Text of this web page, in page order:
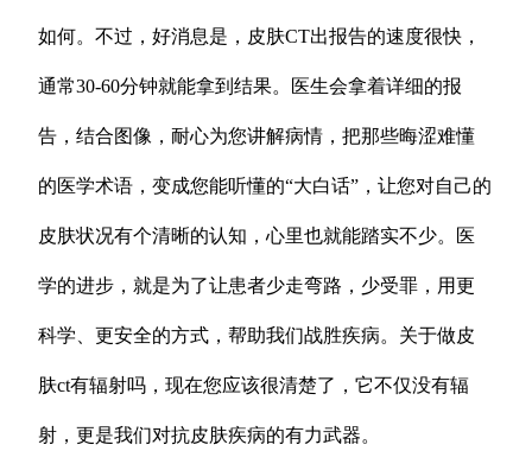
如何。不过，好消息是，皮肤CT出报告的速度很快，
通常30-60分钟就能拿到结果。医生会拿着详细的报
告，结合图像，耐心为您讲解病情，把那些晦涩难懂
的医学术语，变成您能听懂的“大白话”，让您对自己的
皮肤状况有个清晰的认知，心里也就能踏实不少。医
学的进步，就是为了让患者少走弯路，少受罪，用更
科学、更安全的方式，帮助我们战胜疾病。关于做皮
肤ct有辐射吗，现在您应该很清楚了，它不仅没有辐
射，更是我们对抗皮肤疾病的有力武器。